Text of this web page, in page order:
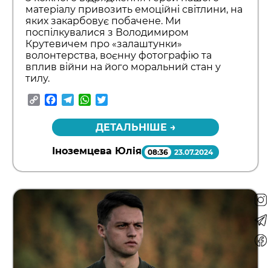
матеріалу привозить емоційні світлини, на
яких закарбовує побачене. Ми
поспілкувалися з Володимиром
Крутевичем про «залаштунки»
волонтерства, воєнну фотографію та
вплив війни на його моральний стан у
тилу.
CopyFacebook
TelegramWhatsApp
ДЕТАЛЬНІШЕ →
Іноземцева Юлія 08:36 23.07.2024